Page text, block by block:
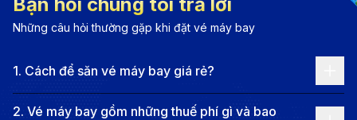
một New York năng động, hiện đại, là biểu tượng của
giấc mơ Mỹ và điểm đến hấp dẫn của hàng triệu người
Thông tin về hãng hàng không và
giá vé
Những câu hỏi thường gặp khi đặt vé máy bay
1. Cách để săn vé máy bay giá rẻ?
2. Vé máy bay gồm những thuế phí gì và bao